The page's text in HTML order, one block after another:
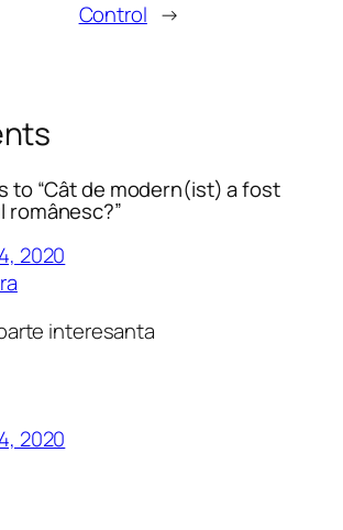
Control →
to “Cât de modern(ist) a fost
românesc?”
2020
interesanta
2020